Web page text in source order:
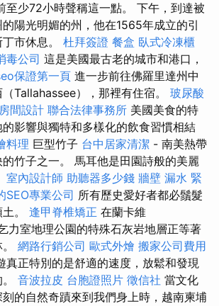
至少72小時聲稱這一點。 下午，到達被
陽光明媚的州，他在1565年成立的引
市休息。 杜拜簽證 餐盒 臥式冷凍櫃
毒公司 這是美國最古老的城市和港口，
保證第一頁 進一步前往佛羅里達州中
Tallahassee），那裡有住宿。 玻尿酸
房間設計 聯合法律事務所 美國美食的特
影響與獨特和多樣化的飲食習慣相結
料理 巨型竹子 台中居家清潔 - 南美熱帶
竹子之一。 馬耳他是田園詩般的美麗
室內設計師 助聽器多少錢 牆壁 漏水 緊
SEO專業公司 所有歷史愛好者都必鬚髮
。 逢甲脊椎矯正 在蘭卡維
力室地理公園的特殊石灰岩地層正等著
網路行銷公司 歐式外燴 搬家公司費用
真正特別的是舒適的速度，放鬆和發現
音波拉皮 台胞證照片 徵信社 當文化
的自然奇蹟來到我們身上時，越南柬埔